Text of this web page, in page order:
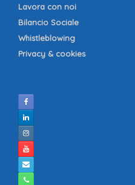
Lavora con noi
Bilancio Sociale
Whistleblowing
Privacy & cookies